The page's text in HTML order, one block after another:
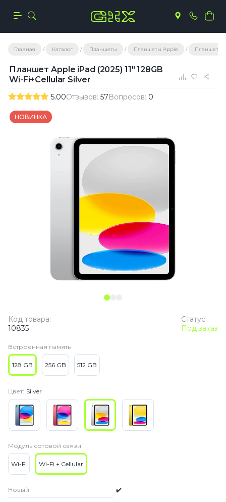
Главная Каталог Планшеты Планшеты Apple Планшеты
Планшет Apple iPad (2025) 11" 128GB
Wi-Fi+Cellular Silver
5.00Отзывов: 57Вопросов: 0
НОВИНКА
Статус:
Под заказ
Код товара:
10835
Встроенная память
128 GB 256 GB 512 GB
Цвет: Silver
Модуль сотовой связи
Wi-Fi Wi-Fi + Cellular
Новый ✔️